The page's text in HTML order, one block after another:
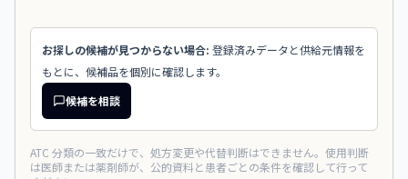
お探しの候補が見つからない場合: 登録済みデータと供給元情報を
もとに、候補品を個別に確認します。
候補を相談
ATC 分類の一致だけで、処方変更や代替判断はできません。使用判断
は医師または薬剤師が、公的資料と患者ごとの条件を確認して行って